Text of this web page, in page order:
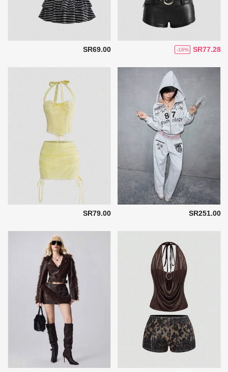
SR77.28
-16%
SR69.00
SR251.00
SR79.00